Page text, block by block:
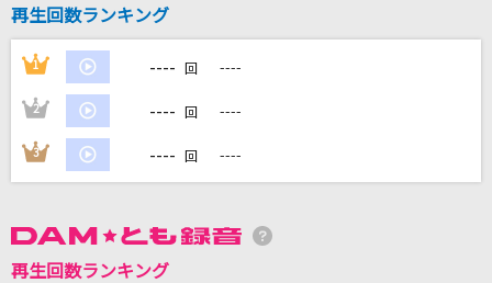
家族や友達と一緒に！練習にも！
再生回数ランキング
1 ---- 回 ----
2 ---- 回 ----
3 ---- 回 ----
再生回数ランキング